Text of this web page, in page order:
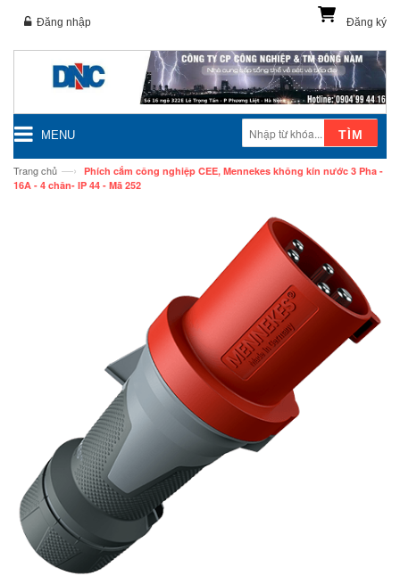
Đăng ký
Đăng nhập
MENU TÌM
Trang chủ —› Phích cắm công nghiệp CEE, Mennekes không kín nước 3 Pha -
16A - 4 chân- IP 44 - Mã 252